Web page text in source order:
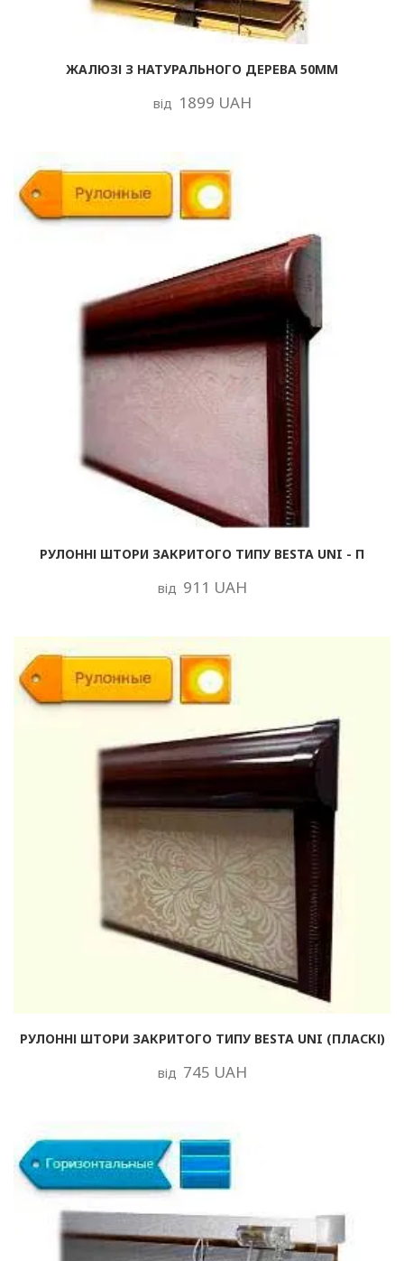
ЖАЛЮЗІ З НАТУРАЛЬНОГО ДЕРЕВА 50ММ
від 1899 UAH
РУЛОННІ ШТОРИ ЗАКРИТОГО ТИПУ BESTA UNI - П
від 911 UAH
РУЛОННІ ШТОРИ ЗАКРИТОГО ТИПУ BESTA UNI (ПЛАСКІ)
від 745 UAH